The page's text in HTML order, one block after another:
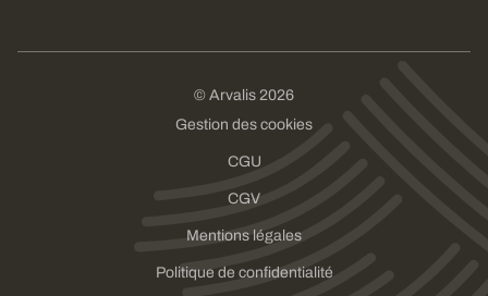
© Arvalis 2026
Gestion des cookies
CGU
CGV
Mentions légales
Politique de confidentialité